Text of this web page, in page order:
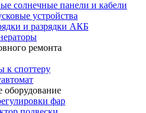
солнечные панели и кабели
устройства
и разрядки АКБ
ремонта
к cпoттepу
оборудование
фар